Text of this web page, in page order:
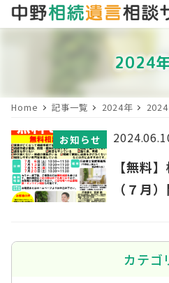
2024
Home 記事一覧 2024年
お知らせ
【無料
（７月
カテゴ